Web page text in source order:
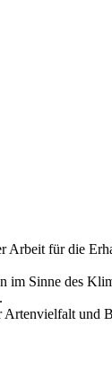
Arbeit für die
im Sinne des
Artenvielfalt und